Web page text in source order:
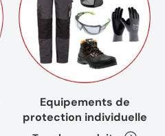
Equipements de
protection individuelle